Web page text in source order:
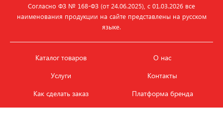
Согласно ФЗ № 168‑ФЗ (от 24.06.2025), с 01.03.2026 все
наименования продукции на сайте представлены на русском
языке.
Каталог товаров
Услуги
Как сделать заказ
О нас
Контакты
Платформа бренда